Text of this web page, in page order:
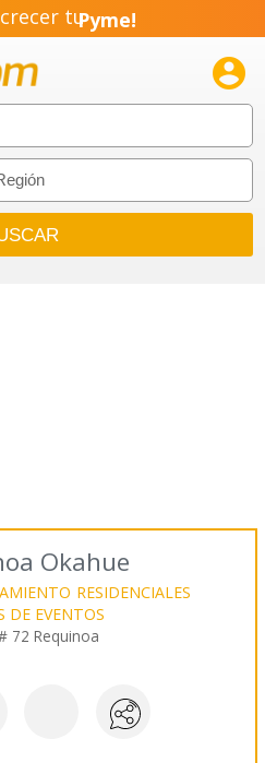
tuPyme!
Emprendimiento!

Okahue
RESIDENCIALES
DE EVENTOS
72 Requinoa